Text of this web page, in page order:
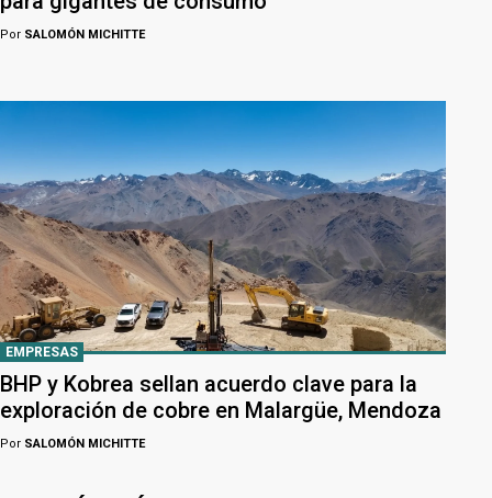
Por SALOMÓN MICHITTE
EMPRESAS
BHP y Kobrea sellan acuerdo clave para la
exploración de cobre en Malargüe, Mendoza
Por SALOMÓN MICHITTE